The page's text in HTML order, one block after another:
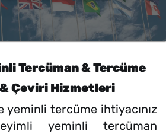
Tercüman & Tercüme
Çeviri Hizmetleri
yeminli tercüme ihtiyacınız
yeminli tercüman